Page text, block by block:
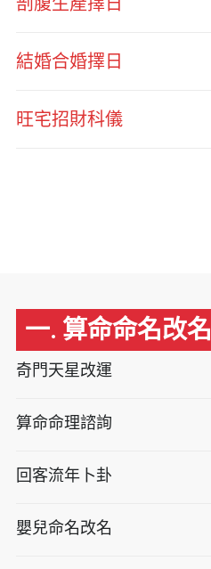
結婚合婚擇日
旺宅招財科儀
一. 算命命名改名
奇門天星改運
算命命理諮詢
回客流年卜卦
嬰兒命名改名